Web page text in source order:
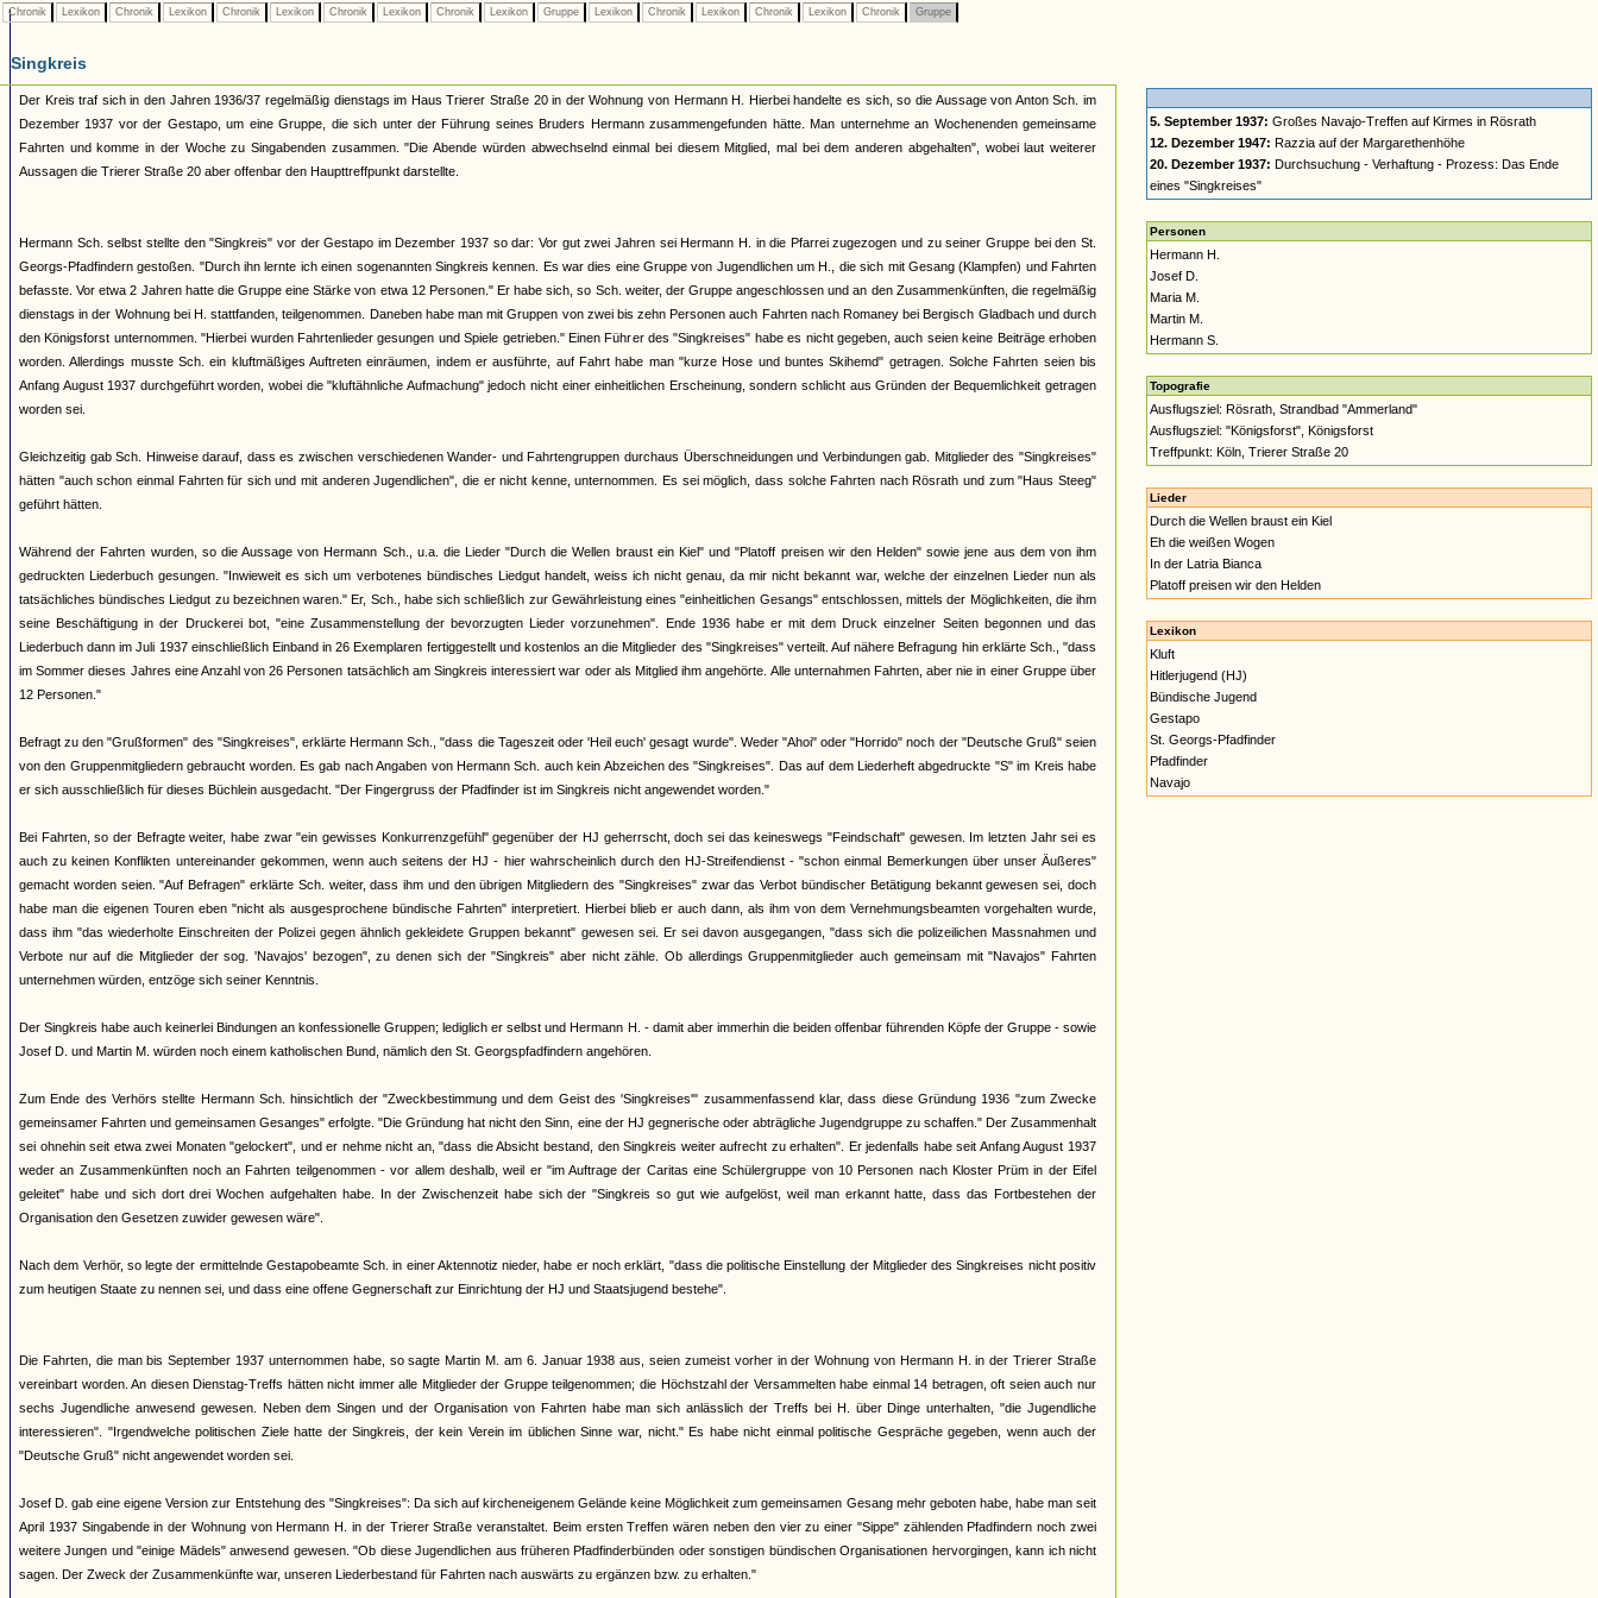
Chronik Lexikon Chronik Lexikon Chronik Lexikon Chronik Lexikon Chronik Lexikon Gruppe Lexikon Chronik Lexikon Chronik Lexikon Chronik Gruppe
Singkreis
Der Kreis traf sich in den Jahren 1936/37 regelmäßig dienstags im Haus Trierer Straße 20 in der Wohnung von Hermann H. Hierbei handelte es sich, so die Aussage von Anton Sch. im
Dezember 1937 vor der Gestapo, um eine Gruppe, die sich unter der Führung seines Bruders Hermann zusammengefunden hätte. Man unternehme an Wochenenden gemeinsame
Fahrten und komme in der Woche zu Singabenden zusammen. "Die Abende würden abwechselnd einmal bei diesem Mitglied, mal bei dem anderen abgehalten", wobei laut weiterer
Aussagen die Trierer Straße 20 aber offenbar den Haupttreffpunkt darstellte.
Hermann Sch. selbst stellte den "Singkreis" vor der Gestapo im Dezember 1937 so dar: Vor gut zwei Jahren sei Hermann H. in die Pfarrei zugezogen und zu seiner Gruppe bei den St.
Georgs-Pfadfindern gestoßen. "Durch ihn lernte ich einen sogenannten Singkreis kennen. Es war dies eine Gruppe von Jugendlichen um H., die sich mit Gesang (Klampfen) und Fahrten
befasste. Vor etwa 2 Jahren hatte die Gruppe eine Stärke von etwa 12 Personen." Er habe sich, so Sch. weiter, der Gruppe angeschlossen und an den Zusammenkünften, die regelmäßig
dienstags in der Wohnung bei H. stattfanden, teilgenommen. Daneben habe man mit Gruppen von zwei bis zehn Personen auch Fahrten nach Romaney bei Bergisch Gladbach und durch
den Königsforst unternommen. "Hierbei wurden Fahrtenlieder gesungen und Spiele getrieben." Einen Führer des "Singkreises" habe es nicht gegeben, auch seien keine Beiträge erhoben
worden. Allerdings musste Sch. ein kluftmäßiges Auftreten einräumen, indem er ausführte, auf Fahrt habe man "kurze Hose und buntes Skihemd" getragen. Solche Fahrten seien bis
Anfang August 1937 durchgeführt worden, wobei die "kluftähnliche Aufmachung" jedoch nicht einer einheitlichen Erscheinung, sondern schlicht aus Gründen der Bequemlichkeit getragen
worden sei.
Gleichzeitig gab Sch. Hinweise darauf, dass es zwischen verschiedenen Wander- und Fahrtengruppen durchaus Überschneidungen und Verbindungen gab. Mitglieder des "Singkreises"
hätten "auch schon einmal Fahrten für sich und mit anderen Jugendlichen", die er nicht kenne, unternommen. Es sei möglich, dass solche Fahrten nach Rösrath und zum "Haus Steeg"
geführt hätten.
Während der Fahrten wurden, so die Aussage von Hermann Sch., u.a. die Lieder "Durch die Wellen braust ein Kiel" und "Platoff preisen wir den Helden" sowie jene aus dem von ihm
gedruckten Liederbuch gesungen. "Inwieweit es sich um verbotenes bündisches Liedgut handelt, weiss ich nicht genau, da mir nicht bekannt war, welche der einzelnen Lieder nun als
tatsächliches bündisches Liedgut zu bezeichnen waren." Er, Sch., habe sich schließlich zur Gewährleistung eines "einheitlichen Gesangs" entschlossen, mittels der Möglichkeiten, die ihm
seine Beschäftigung in der Druckerei bot, "eine Zusammenstellung der bevorzugten Lieder vorzunehmen". Ende 1936 habe er mit dem Druck einzelner Seiten begonnen und das
Liederbuch dann im Juli 1937 einschließlich Einband in 26 Exemplaren fertiggestellt und kostenlos an die Mitglieder des "Singkreises" verteilt. Auf nähere Befragung hin erklärte Sch., "dass
im Sommer dieses Jahres eine Anzahl von 26 Personen tatsächlich am Singkreis interessiert war oder als Mitglied ihm angehörte. Alle unternahmen Fahrten, aber nie in einer Gruppe über
12 Personen."
Befragt zu den "Grußformen" des "Singkreises", erklärte Hermann Sch., "dass die Tageszeit oder 'Heil euch' gesagt wurde". Weder "Ahoi" oder "Horrido" noch der "Deutsche Gruß" seien
von den Gruppenmitgliedern gebraucht worden. Es gab nach Angaben von Hermann Sch. auch kein Abzeichen des "Singkreises". Das auf dem Liederheft abgedruckte "S" im Kreis habe
er sich ausschließlich für dieses Büchlein ausgedacht. "Der Fingergruss der Pfadfinder ist im Singkreis nicht angewendet worden."
Bei Fahrten, so der Befragte weiter, habe zwar "ein gewisses Konkurrenzgefühl" gegenüber der HJ geherrscht, doch sei das keineswegs "Feindschaft" gewesen. Im letzten Jahr sei es
auch zu keinen Konflikten untereinander gekommen, wenn auch seitens der HJ - hier wahrscheinlich durch den HJ-Streifendienst - "schon einmal Bemerkungen über unser Äußeres"
gemacht worden seien. "Auf Befragen" erklärte Sch. weiter, dass ihm und den übrigen Mitgliedern des "Singkreises" zwar das Verbot bündischer Betätigung bekannt gewesen sei, doch
habe man die eigenen Touren eben "nicht als ausgesprochene bündische Fahrten" interpretiert. Hierbei blieb er auch dann, als ihm von dem Vernehmungsbeamten vorgehalten wurde,
dass ihm "das wiederholte Einschreiten der Polizei gegen ähnlich gekleidete Gruppen bekannt" gewesen sei. Er sei davon ausgegangen, "dass sich die polizeilichen Massnahmen und
Verbote nur auf die Mitglieder der sog. 'Navajos' bezogen", zu denen sich der "Singkreis" aber nicht zähle. Ob allerdings Gruppenmitglieder auch gemeinsam mit "Navajos" Fahrten
unternehmen würden, entzöge sich seiner Kenntnis.
Der Singkreis habe auch keinerlei Bindungen an konfessionelle Gruppen; lediglich er selbst und Hermann H. - damit aber immerhin die beiden offenbar führenden Köpfe der Gruppe - sowie
Josef D. und Martin M. würden noch einem katholischen Bund, nämlich den St. Georgspfadfindern angehören.
Zum Ende des Verhörs stellte Hermann Sch. hinsichtlich der "Zweckbestimmung und dem Geist des 'Singkreises'" zusammenfassend klar, dass diese Gründung 1936 "zum Zwecke
gemeinsamer Fahrten und gemeinsamen Gesanges" erfolgte. "Die Gründung hat nicht den Sinn, eine der HJ gegnerische oder abträgliche Jugendgruppe zu schaffen." Der Zusammenhalt
sei ohnehin seit etwa zwei Monaten "gelockert", und er nehme nicht an, "dass die Absicht bestand, den Singkreis weiter aufrecht zu erhalten". Er jedenfalls habe seit Anfang August 1937
weder an Zusammenkünften noch an Fahrten teilgenommen - vor allem deshalb, weil er "im Auftrage der Caritas eine Schülergruppe von 10 Personen nach Kloster Prüm in der Eifel
geleitet" habe und sich dort drei Wochen aufgehalten habe. In der Zwischenzeit habe sich der "Singkreis so gut wie aufgelöst, weil man erkannt hatte, dass das Fortbestehen der
Organisation den Gesetzen zuwider gewesen wäre".
Nach dem Verhör, so legte der ermittelnde Gestapobeamte Sch. in einer Aktennotiz nieder, habe er noch erklärt, "dass die politische Einstellung der Mitglieder des Singkreises nicht positiv
zum heutigen Staate zu nennen sei, und dass eine offene Gegnerschaft zur Einrichtung der HJ und Staatsjugend bestehe".
Die Fahrten, die man bis September 1937 unternommen habe, so sagte Martin M. am 6. Januar 1938 aus, seien zumeist vorher in der Wohnung von Hermann H. in der Trierer Straße
vereinbart worden. An diesen Dienstag-Treffs hätten nicht immer alle Mitglieder der Gruppe teilgenommen; die Höchstzahl der Versammelten habe einmal 14 betragen, oft seien auch nur
sechs Jugendliche anwesend gewesen. Neben dem Singen und der Organisation von Fahrten habe man sich anlässlich der Treffs bei H. über Dinge unterhalten, "die Jugendliche
interessieren". "Irgendwelche politischen Ziele hatte der Singkreis, der kein Verein im üblichen Sinne war, nicht." Es habe nicht einmal politische Gespräche gegeben, wenn auch der
"Deutsche Gruß" nicht angewendet worden sei.
Josef D. gab eine eigene Version zur Entstehung des "Singkreises": Da sich auf kircheneigenem Gelände keine Möglichkeit zum gemeinsamen Gesang mehr geboten habe, habe man seit
April 1937 Singabende in der Wohnung von Hermann H. in der Trierer Straße veranstaltet. Beim ersten Treffen wären neben den vier zu einer "Sippe" zählenden Pfadfindern noch zwei
weitere Jungen und "einige Mädels" anwesend gewesen. "Ob diese Jugendlichen aus früheren Pfadfinderbünden oder sonstigen bündischen Organisationen hervorgingen, kann ich nicht
sagen. Der Zweck der Zusammenkünfte war, unseren Liederbestand für Fahrten nach auswärts zu ergänzen bzw. zu erhalten."
5. September 1937: Großes Navajo-Treffen auf Kirmes in Rösrath
12. Dezember 1947: Razzia auf der Margarethenhöhe
20. Dezember 1937: Durchsuchung - Verhaftung - Prozess: Das Ende
eines "Singkreises"
Personen
Hermann H.
Josef D.
Maria M.
Martin M.
Hermann S.
Topografie
Ausflugsziel: Rösrath, Strandbad "Ammerland"
Ausflugsziel: "Königsforst", Königsforst
Treffpunkt: Köln, Trierer Straße 20
Lieder
Durch die Wellen braust ein Kiel
Eh die weißen Wogen
In der Latria Bianca
Platoff preisen wir den Helden
Lexikon
Kluft
Hitlerjugend (HJ)
Bündische Jugend
Gestapo
St. Georgs-Pfadfinder
Pfadfinder
Navajo